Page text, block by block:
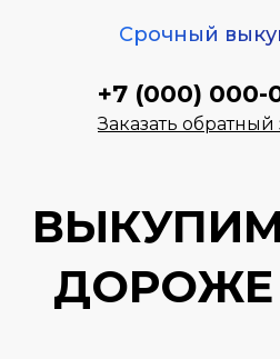
Срочный
Заказать обратный
+7 (000) 000-
ДОРОЖЕ